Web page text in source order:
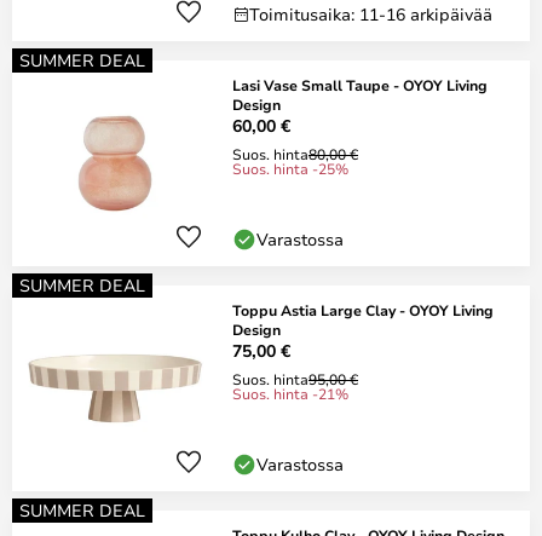
Toimitusaika: 11-16 arkipäivää
SUMMER DEAL
Lasi Vase Small Taupe - OYOY Living
Design
60,00 €
Suos. hinta80,00 €
Suos. hinta -25%
Varastossa
SUMMER DEAL
Toppu Astia Large Clay - OYOY Living
Design
75,00 €
Suos. hinta95,00 €
Suos. hinta -21%
Varastossa
SUMMER DEAL